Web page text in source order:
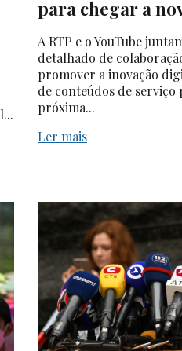
para chegar a
A RTP e o YouTube
detalhado de
promover a inovação
de conteúdos de serviço
próxima...
Ler mais